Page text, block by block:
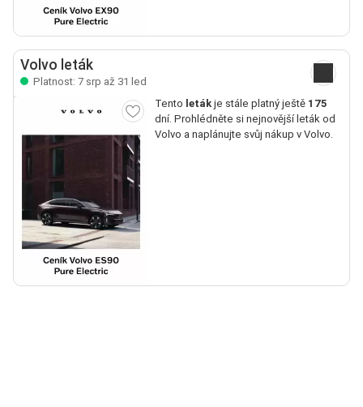
Volvo leták
Platnost: 7 srp až 31 led
Tento letákje stále platný ještě 175
dní. Prohlédněte si nejnovější leták od
Volvo a naplánujte svůj nákup v Volvo.